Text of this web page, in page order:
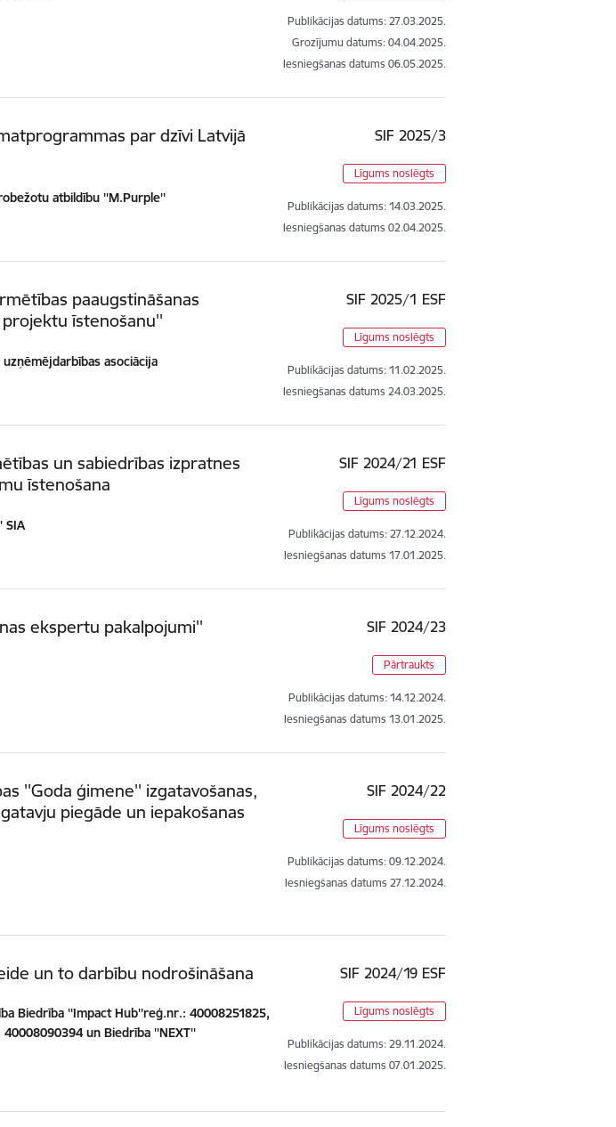
Publikācijas datums: 27.03.2025.
Grozījumu datums: 04.04.2025.
Iesniegšanas datums 06.05.2025.
par dzīvi Latvijā
atbildību ''M.Purple''
SIF 2025/3
Līgums noslēgts
Publikācijas datums: 14.03.2025.
Iesniegšanas datums 02.04.2025.
paaugstināšanas
īstenošanu''
uzņēmējdarbības asociācija
SIF 2025/1 ESF
Līgums noslēgts
Publikācijas datums: 11.02.2025.
Iesniegšanas datums 24.03.2025.
un sabiedrības izpratnes
īstenošana
SIA
SIF 2024/21 ESF
Līgums noslēgts
Publikācijas datums: 27.12.2024.
Iesniegšanas datums 17.01.2025.
ekspertu pakalpojumi'' SIF 2024/23
Pārtraukts
Publikācijas datums: 14.12.2024.
Iesniegšanas datums 13.01.2025.
''Goda ģimene'' izgatavošanas,
piegāde un iepakošanas
SIF 2024/22
Līgums noslēgts
Publikācijas datums: 09.12.2024.
Iesniegšanas datums 27.12.2024.
un to darbību nodrošināšana
Biedrība ''Impact Hub''reģ.nr.: 40008251825,
un Biedrība ''NEXT''
SIF 2024/19 ESF
Līgums noslēgts
Publikācijas datums: 29.11.2024.
Iesniegšanas datums 07.01.2025.